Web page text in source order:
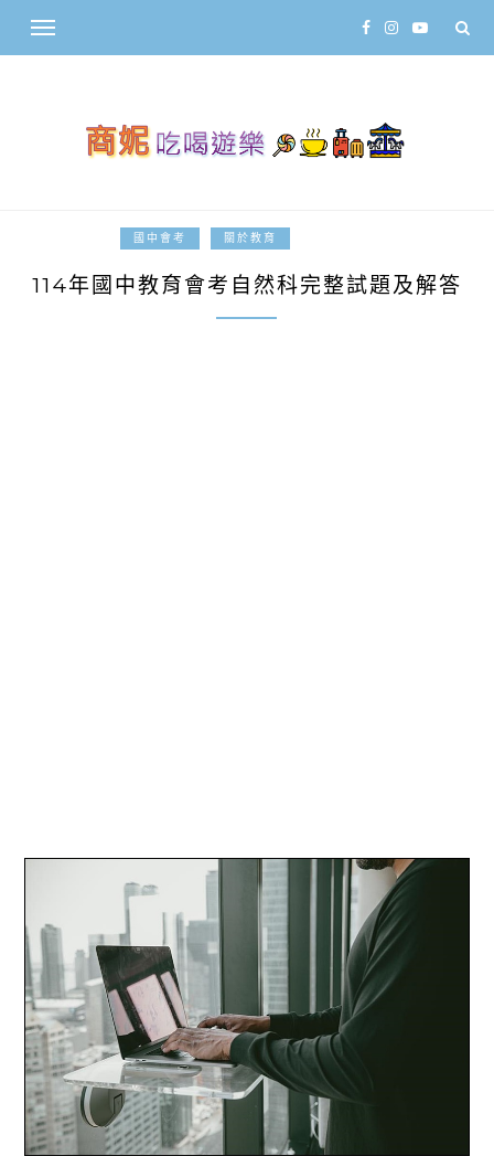
國中會考 關於教育
114年國中教育會考自然科完整試題及解答